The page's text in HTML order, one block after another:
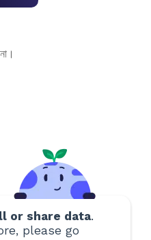
or share data.
please go